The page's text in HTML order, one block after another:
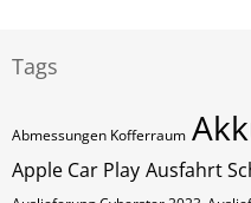
Tags
Abmessungen Kofferraum
Apple Car Play Ausfahrt